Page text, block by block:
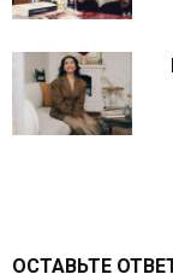
ОСТАВЬТЕ